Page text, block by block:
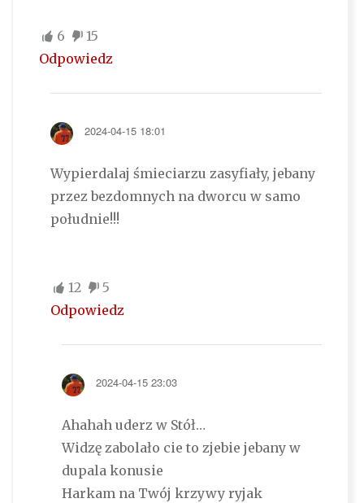
6
15
Odpowiedz
2024-04-15 18:01
Wypierdalaj śmieciarzu zasyfiały, jebany
przez bezdomnych na dworcu w samo
południe!!!
12
5
Odpowiedz
2024-04-15 23:03
Ahahah uderz w Stół…
Widzę zabolało cie to zjebie jebany w
dupala konusie
Harkam na Twój krzywy ryjak